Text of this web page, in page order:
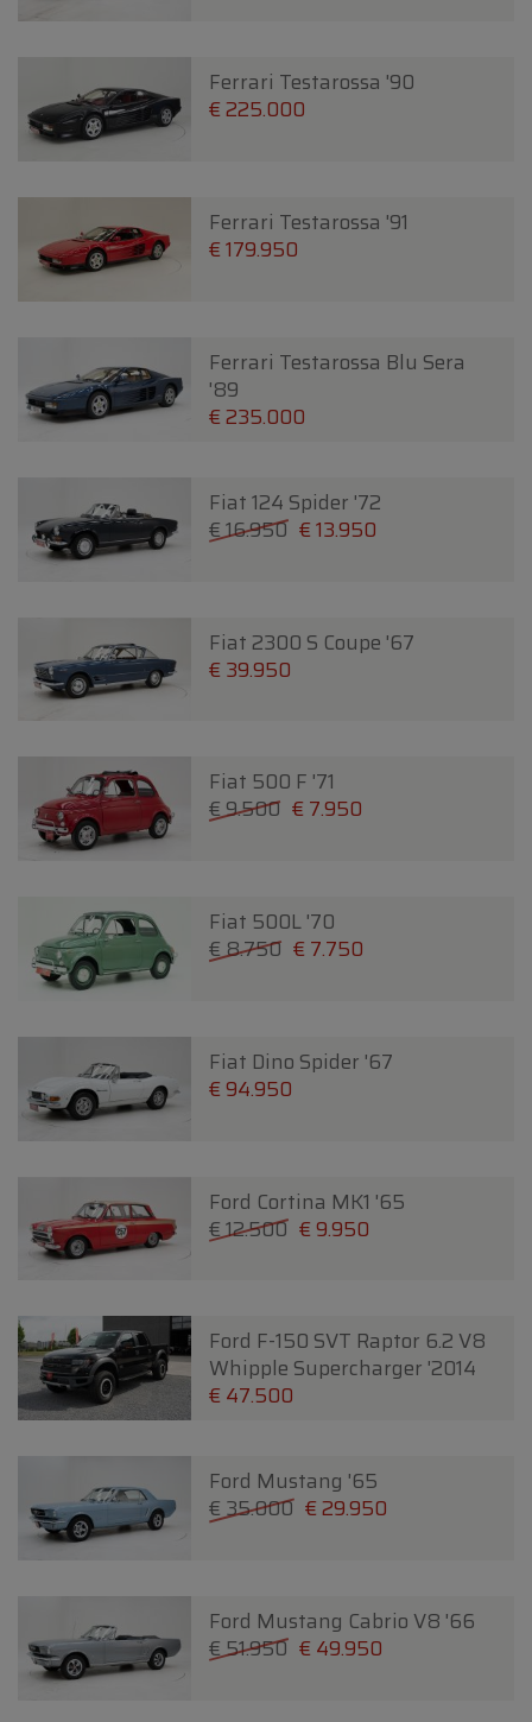
Ferrari Testarossa '90
€ 225.000
Ferrari Testarossa '91
€ 179.950
Ferrari Testarossa Blu Sera
'89
€ 235.000
Fiat 124 Spider '72
€ 16.950 € 13.950
Fiat 2300 S Coupe '67
€ 39.950
Fiat 500 F '71
€ 9.500 € 7.950
Fiat 500L '70
€ 8.750 € 7.750
Fiat Dino Spider '67
€ 94.950
Ford Cortina MK1 '65
€ 12.500 € 9.950
Ford F-150 SVT Raptor 6.2 V8
Whipple Supercharger '2014
€ 47.500
Ford Mustang '65
€ 35.000 € 29.950
Ford Mustang Cabrio V8 '66
€ 51.950 € 49.950